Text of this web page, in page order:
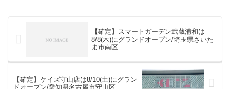
【確定】スマートガーデン武蔵浦和は
8/8(木)にグランドオープン/埼玉県さいた
ま市南区
【確定】ケイズ守山店は8/10(土)にグラン
ドオープン/愛知県名古屋市守山区